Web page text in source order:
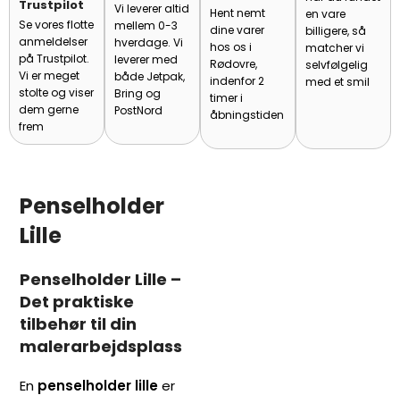
Trustpilot
Se vores flotte
anmeldelser
på Trustpilot.
Vi er meget
stolte og viser
dem gerne
frem
Vi leverer altid
mellem 0-3
hverdage. Vi
leverer med
både Jetpak,
Bring og
PostNord
Hent nemt
dine varer
hos os i
Rødovre,
indenfor 2
timer i
åbningstiden
en vare
billigere, så
matcher vi
selvfølgelig
med et smil
Penselholder
Lille
Penselholder Lille –
Det praktiske
tilbehør til din
malerarbejdsplass
En penselholder lilleer